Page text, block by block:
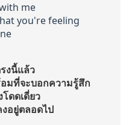
me
you're feeling
งนี้แล้ว
มที่จะบอกความรู้สึก
ดดเดี่ยว
อยู่ตลอดไป